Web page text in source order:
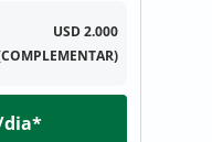
USD 2.000
dia*